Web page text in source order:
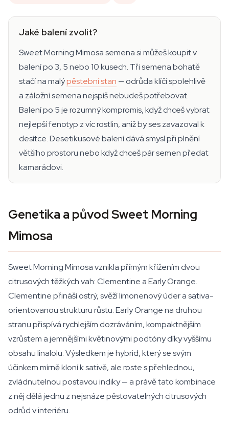
Jaké balení zvolit?
Sweet Morning Mimosa semena si můžeš koupit v
balení po 3, 5 nebo 10 kusech. Tři semena bohatě
stačí na malýpěstební stan — odrůda klíčí spolehlivě
a záložní semena nejspíš nebudeš potřebovat.
Balení po 5 je rozumný kompromis, když chceš vybrat
nejlepší fenotyp z víc rostlin, aniž by ses zavazoval k
desítce. Desetikusové balení dává smysl při plnění
většího prostoru nebo když chceš pár semen předat
kamarádovi.
Genetika a původ Sweet Morning
Mimosa
Sweet Morning Mimosa vznikla přímým křížením dvou
citrusových těžkých vah: Clementine a Early Orange.
Clementine přináší ostrý, svěží limonenový úder a sativa-
orientovanou strukturu růstu. Early Orange na druhou
stranu přispívá rychlejším dozráváním, kompaktnějším
vzrůstem a jemnějšími květinovými podtóny díky vyššímu
obsahu linalolu. Výsledkem je hybrid, který se svým
účinkem mírně kloní k sativě, ale roste s přehlednou,
zvládnutelnou postavou indiky — a právě tato kombinace
z něj dělá jednu z nejsnáze pěstovatelných citrusových
odrůd v interiéru.